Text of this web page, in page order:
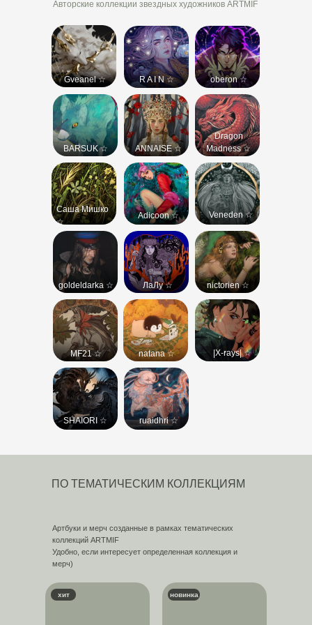
game
The Elder
Scrolls
Дом
дракона
Monster
Аватар:
Легенда об
Аанге
Евангелион
Made in
Abyss
Аркейн
Игра
Престолов
Hellsing
Властелин
Колец
Лабиринт
Фавна
-
-
-
-
-
-
-
-
OFF the
game
Аватар:
Made in
Abyss
Аркейн
Властелин
Лабиринт
Drive
Волчий
дождь
Магическая
битва
nictorien ☆
R A I N ☆ oberon ☆
ЛаЛу ☆
BARSUK ☆
|X-rays| ☆
ANNAISE ☆
MF21 ☆
SHAIORI ☆
Adicoon ☆
Саша Мишко
☆
Dragon
Madness ☆
goldeldarka ☆
Gveanel ☆
natana ☆
Veneden ☆
ruaidhri ☆
Авторские коллекции звездных художников ARTMIF
ПО ТЕМАТИЧЕСКИМ КОЛЛЕКЦИЯМ
Артбуки и мерч созданные в рамках тематических
коллекций ARTMIF
Удобно, если интересует определенная коллекция и
мерч)
хит новинка